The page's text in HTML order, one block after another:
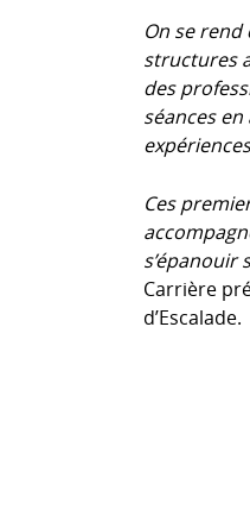
On se
structures
des
séances
Ces
s’épanouir
Carrière
d’Escalade.